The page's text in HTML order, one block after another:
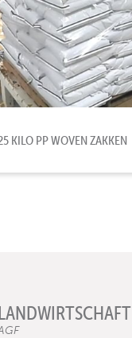
KILO PP WOVEN ZAKKEN